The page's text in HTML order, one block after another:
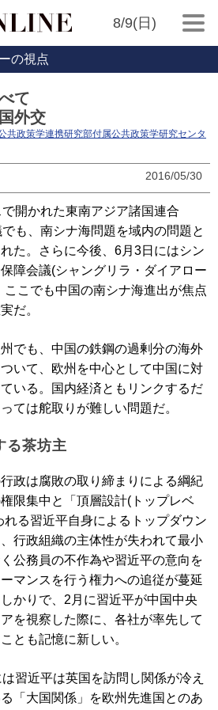
8/9(日)
の視点
て
外交
共政策学連携研究部付属公共政策学研究センタ
2016/05/30
開かれた東南アジア諸国連合
も、南シナ海問題を域内の問題と
た。さらに今後、6月3日にはシン
障会議(シャングリラ・ダイアロー
こでも中国の南シナ海進出が焦点
だ。
でも、中国の鉄鋼の過剰分の海外
いて、欧州を中心として中国に対
いる。国内経済ともリンクするだ
ては舵取りが難しい問題だ。
る茶坊主
政は腐敗の取り締まりによる綱紀
限集中と「頂層設計(トップレベ
れる習近平自身によるトップダウン
行政組織の主体性が失われて最小
公務員の不作為や習近平の意向を
マンスを行う権力への追従が蔓延
かりで、2月に習近平が中国中央
を視察した際に、各社が率先して
とも記憶に新しい。
習近平は英国を訪問し関係が冷え
「大国関係」を欧州先進国とのあ